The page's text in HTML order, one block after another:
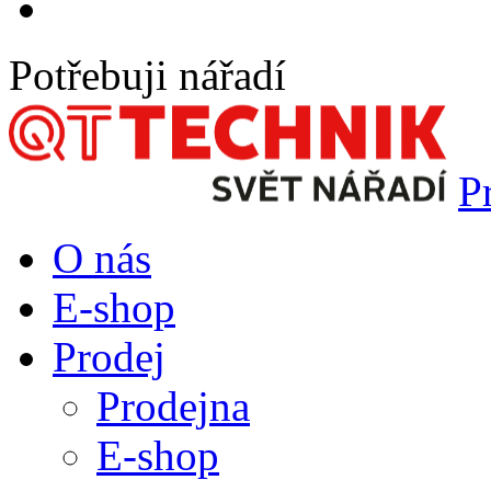
Potřebuji nářadí
O nás
E-shop
Prodej
Prodejna
E-shop